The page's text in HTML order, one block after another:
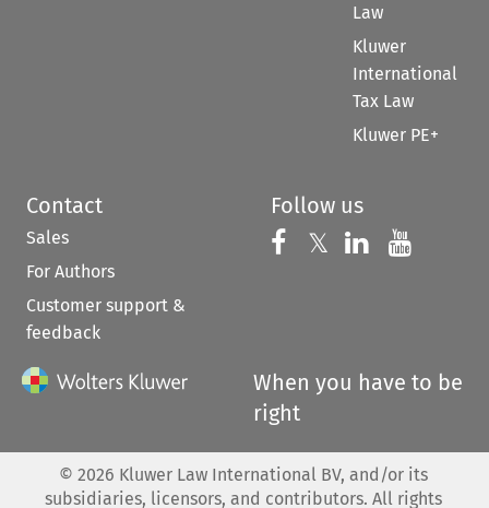
Law
Kluwer
International
Tax Law
Kluwer PE+
Contact
Sales
For Authors
Customer support &
feedback
Follow us
Follow us on
𝕏 Follow us on
Follow us
When you have to be
right
© 2026 Kluwer Law International BV, and/or its
subsidiaries, licensors, and contributors. All rights